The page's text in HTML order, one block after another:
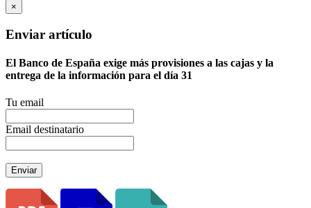
×
Enviar artículo
El Banco de España exige más provisiones a las cajas y la
entrega de la información para el día 31
Tu email
Email destinatario
Enviar